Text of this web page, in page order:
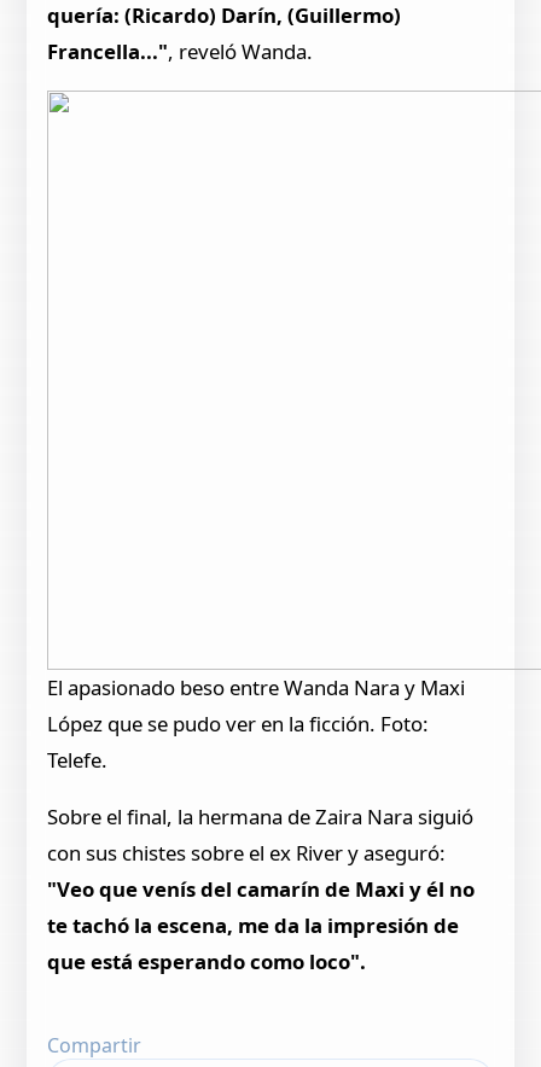
quería: (Ricardo) Darín, (Guillermo)
Francella...", reveló Wanda.
El apasionado beso entre Wanda Nara y Maxi
López que se pudo ver en la ficción. Foto:
Telefe.
Sobre el final, la hermana de Zaira Nara siguió
con sus chistes sobre el ex River y aseguró:
"Veo que venís del camarín de Maxi y él no
te tachó la escena, me da la impresión de
que está esperando como loco".
Compartir